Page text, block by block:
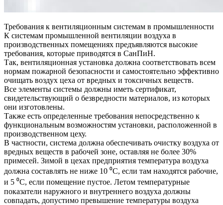
Требования к вентиляционным системам в промышленности
К системам промышленной вентиляции воздуха в
производственных помещениях предъявляются высокие
требования, которые приводятся в СанПиН.
Так, вентиляционная установка должна соответствовать всем
нормам пожарной безопасности и самостоятельно эффективно
очищать воздух цеха от вредных и токсичных веществ.
Все элементы системы должны иметь сертификат,
свидетельствующий о безвредности материалов, из которых
они изготовлены.
Также есть определенные требования непосредственно к
функциональным возможностям установки, расположенной в
производственном цеху.
В частности, система должна обеспечивать очистку воздуха от
вредных веществ в рабочей зоне, оставляя не более 30%
примесей. Зимой в цехах предприятия температура воздуха
должна составлять не ниже 10 ⁰С, если там находятся рабочие,
и 5 ⁰С, если помещение пустое. Летом температурные
показатели наружного и внутреннего воздуха должны
совпадать, допустимо превышение температуры воздуха